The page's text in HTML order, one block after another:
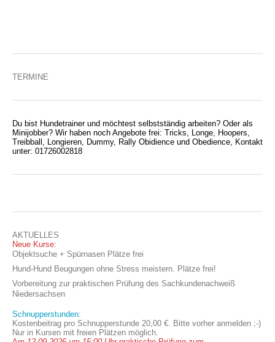
TERMINE
Du bist Hundetrainer und möchtest selbstständig arbeiten? Oder als
Minijobber? Wir haben noch Angebote frei: Tricks, Longe, Hoopers,
Treibball, Longieren, Dummy, Rally Obidience und Obedience, Kontakt
unter: 01726002818
AKTUELLES
Neue Kurse:
Objektsuche + Spürnasen Plätze frei
Hund-Hund Beugungen ohne Stress meistern. Plätze frei!
Vorbereitung zur praktischen Prüfung des Sachkundenachweiß
Niedersachsen
Schnupperstunden:
Kostenbeitrag pro Schnupperstunde 20,00 €. Bitte vorher anmelden ;-)
Nur in Kursen mit freien Plätzen möglich.